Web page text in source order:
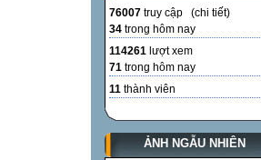
76007 truy cập (chi tiết)
34 trong hôm nay
114261 lượt xem
71 trong hôm nay
11 thành viên
ẢNH NGẪU NHIÊN